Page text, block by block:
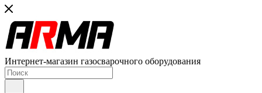
Интернет-магазин газосварочного оборудования